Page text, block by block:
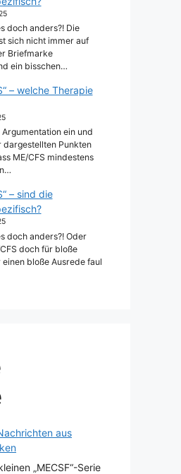
doch anders?! Die
sich nicht immer auf
Briefmarke
ein bisschen…
– welche Therapie
ein und
dargestellten Punkten
ME/CFS mindestens
– sind die
doch anders?! Oder
doch für bloße
bloße Ausrede faul
aus
„MECSF“-Serie